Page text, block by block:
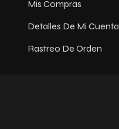
Mis Compras
Detalles De Mi Cuenta
Rastreo De Orden